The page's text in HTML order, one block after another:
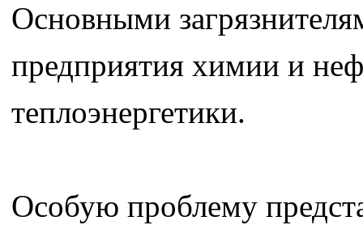
Основными
предприятия химии и
теплоэнергетики.
Особую проблему